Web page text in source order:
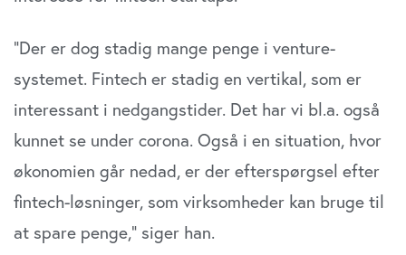
”Der er dog stadig mange penge i venture-
systemet. Fintech er stadig en vertikal, som er
interessant i nedgangstider. Det har vi bl.a. også
kunnet se under corona. Også i en situation, hvor
økonomien går nedad, er der efterspørgsel efter
fintech-løsninger, som virksomheder kan bruge til
at spare penge,” siger han.